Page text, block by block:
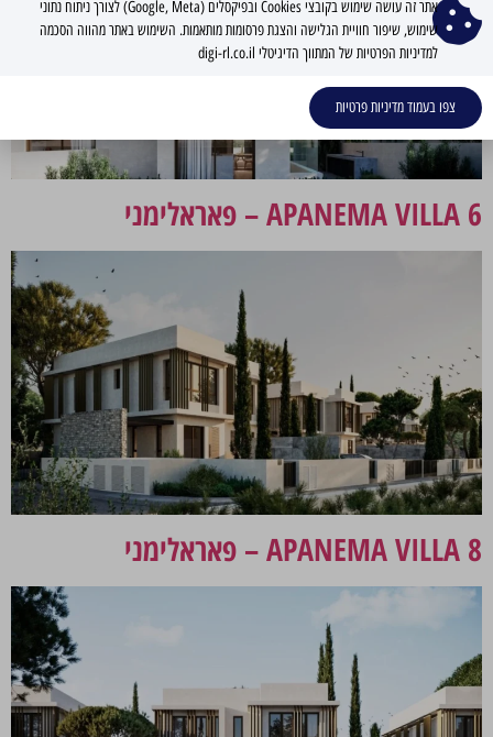
APANEMA VILLA 6 – פאראלימני
APANEMA VILLA 8 – פאראלימני
אתר זה עושה שימוש בקובצי Cookies ובפיקסלים (Google, Meta) לצורך ניתוח נתוני
שימוש, שיפור חוויית הגלישה והצגת פרסומות מותאמות. השימוש באתר מהווה הסכמה
למדיניות הפרטיות של המתווך הדיגיטלי digi-rl.co.il
צפו בעמוד מדיניות פרטיות